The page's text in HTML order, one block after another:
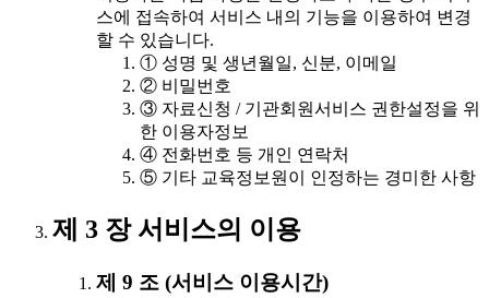
스에 접속하여 서비스 내의 기능을 이용하여 변경
할 수 있습니다.
① 성명 및 생년월일, 신분, 이메일
② 비밀번호
③ 자료신청 / 기관회원서비스 권한설정을 위
한 이용자정보
④ 전화번호 등 개인 연락처
⑤ 기타 교육정보원이 인정하는 경미한 사항
제 3 장 서비스의 이용
제 9 조 (서비스 이용시간)